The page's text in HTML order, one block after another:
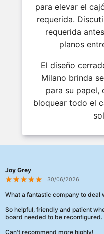
para elevar el
requerida.
requerida
planos
El diseño
Milano brinda
para su papel,
bloquear todo el
Joy Grey
30/06/2026
What a fantastic company to deal
So helpful, friendly and patient
board needed to be reconfigured.
Can't recommend more highly!